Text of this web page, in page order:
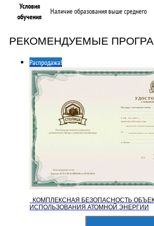
Условия
обучения
Наличие образования выше среднего
РЕКОМЕНДУЕМЫЕ
Распродажа!
КОМПЛЕКСНАЯ БЕЗОПАСНОСТЬ
ИСПОЛЬЗОВАНИЯ АТОМНОЙ ЭНЕРГИИ